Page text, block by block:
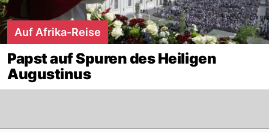
Auf Afrika-Reise
Papst auf Spuren des Heiligen
Augustinus